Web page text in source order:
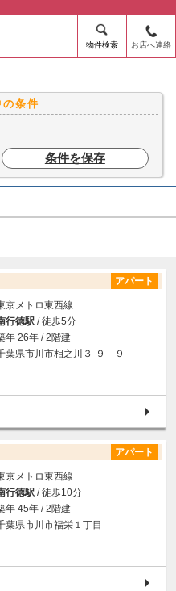
物件検索 お店へ連絡
の条件
条件を保存
アパート
京メトロ東西線
行徳駅 / 徒歩5分
年 26年 / 2階建
葉県市川市相之川３-９－９
アパート
京メトロ東西線
行徳駅 / 徒歩10分
年 45年 / 2階建
葉県市川市福栄１丁目